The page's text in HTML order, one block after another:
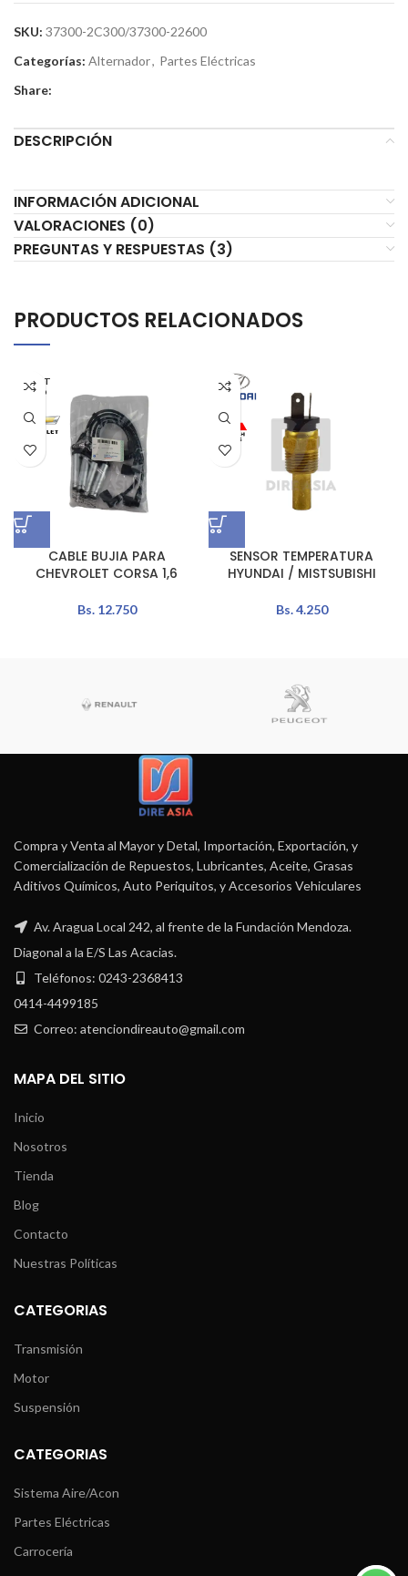
SKU: 37300-2C300/37300-22600
Categorías: Alternador, Partes Eléctricas
Share:
DESCRIPCIÓN
INFORMACIÓN ADICIONAL
VALORACIONES (0)
PREGUNTAS Y RESPUESTAS (3)
PRODUCTOS RELACIONADOS
AGOT
ADO
CABLE BUJIA PARA
CHEVROLET CORSA 1,6
Bs.12.750
SENSOR TEMPERATURA
HYUNDAI / MISTSUBISHI
Bs.4.250
Compra y Venta al Mayor y Detal, Importación, Exportación, y
Comercialización de Repuestos, Lubricantes, Aceite, Grasas
Aditivos Químicos, Auto Periquitos, y Accesorios Vehiculares
Av. Aragua Local 242, al frente de la Fundación Mendoza.
Diagonal a la E/S Las Acacias.
Teléfonos: 0243-2368413
0414-4499185
Correo: atenciondireauto@gmail.com
MAPA DEL SITIO
Inicio
Nosotros
Tienda
Blog
Contacto
Nuestras Políticas
CATEGORIAS
Transmisión
Motor
Suspensión
CATEGORIAS
Sistema Aire/Acon
Partes Eléctricas
Carrocería